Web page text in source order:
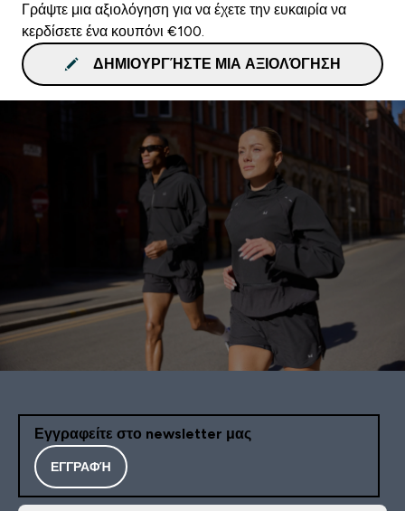
Γράψτε μια αξιολόγηση για να έχετε την ευκαιρία να
κερδίσετε ένα κουπόνι €100.
ΔΗΜΙΟΥΡΓΉΣΤΕ ΜΙΑ ΑΞΙΟΛΌΓΗΣΗ
Εγγραφείτε στο newsletter μας
ΕΓΓΡΑΦΉ